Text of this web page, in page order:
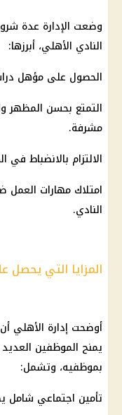
وضعت الإدارة عدة
النادي الأهلي، أبرزها:
الحصول على مؤهل
التمتع بحسن المظهر
مشرفة.
الالتزام بالانضباط
امتلاك مهارات
النادي.
المزايا التي يحصل
أوضحت إدارة الأهلي
يمنح الموظفين
بموظفيه، وتشمل:
تأمين اجتماعي شامل